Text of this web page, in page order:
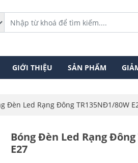
GIỚI THIỆU SẢN PHẨM
Đèn Led Rạng Đông TR135NĐ1/80W
Bóng Đèn Led Rạng
E27